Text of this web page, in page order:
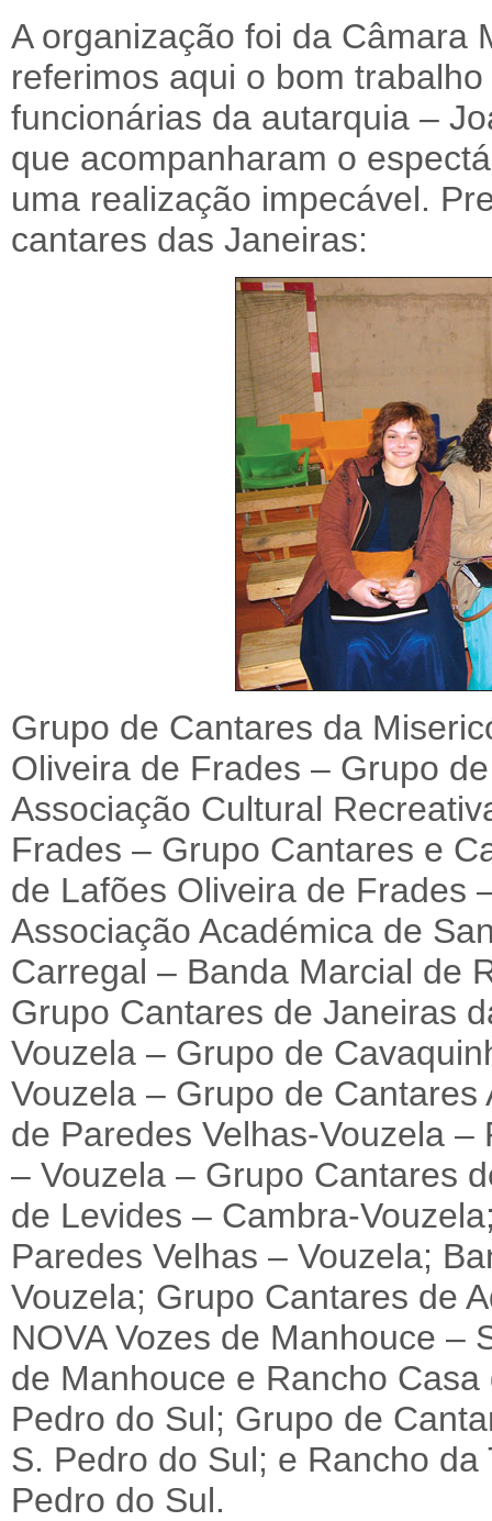
A organização foi da Câmara
referimos aqui o bom
funcionárias da autarquia –
que acompanharam o
uma realização impecável.
cantares das Janeiras:
Grupo de Cantares da
Oliveira de Frades – Grupo
Associação Cultural
Frades – Grupo Cantares e
de Lafões Oliveira de Frades
Associação Académica de
Carregal – Banda Marcial de
Grupo Cantares de Janeiras
Vouzela – Grupo de
Vouzela – Grupo de
de Paredes Velhas-Vouzela
– Vouzela – Grupo Cantares
de Levides – Cambra-
Paredes Velhas – Vouzela;
Vouzela; Grupo Cantares de
NOVA Vozes de Manhouce –
de Manhouce e Rancho
Pedro do Sul; Grupo de
S. Pedro do Sul; e Rancho
Pedro do Sul.